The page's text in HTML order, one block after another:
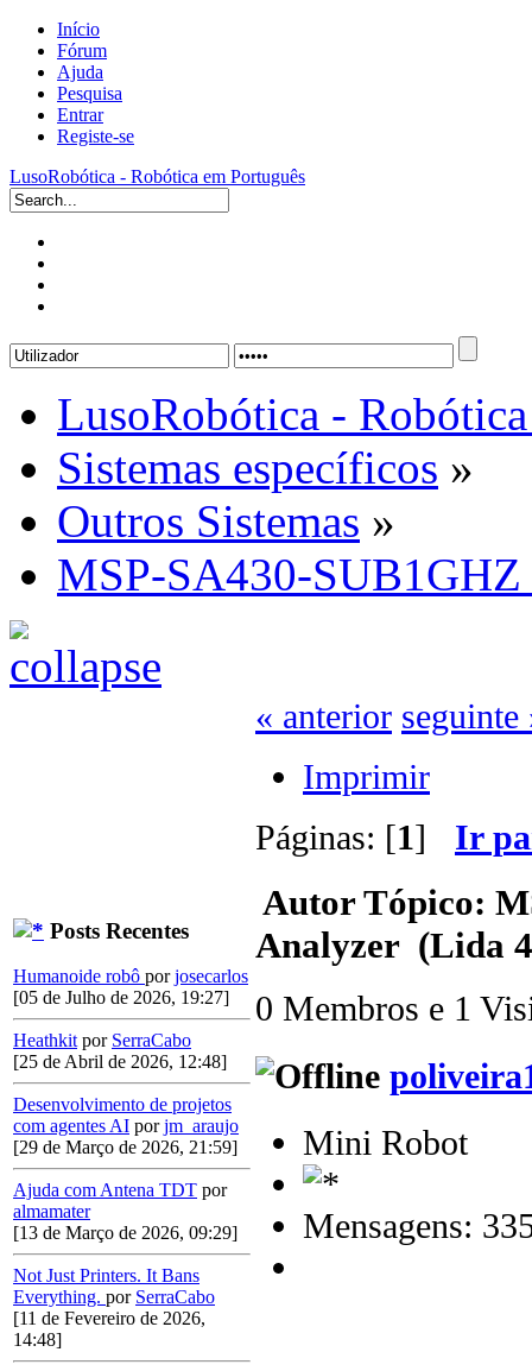
Início
Fórum
Ajuda
Pesquisa
Entrar
Registe-se
LusoRobótica - Robótica em Português
LusoRobótica -
Sistemas específicos »
Outros Sistemas »
MSP-SA430-
Posts Recentes
Humanoide robô porjosecarlos
[05 de Julho de 2026, 19:27]
Heathkit por SerraCabo
[25 de Abril de 2026, 12:48]
Desenvolvimento de projetos
com agentes AI porjm_araujo
[29 de Março de 2026, 21:59]
Ajuda com Antena TDT por
almamater
[13 de Março de 2026, 09:29]
Not Just Printers. It Bans
Everything. por SerraCabo
[11 de Fevereiro de 2026,
14:48]
« anterior seguinte
Imprimir
Páginas: [1] Ir
AutorTópico:
Analyzer (Lida
0 Membros e 1
Mini Robot
Mensagens: